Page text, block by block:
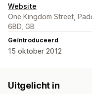
Website
One Kingdom Street,
6BD, GB
Geïntroduceerd
15 oktober 2012
Uitgelicht in